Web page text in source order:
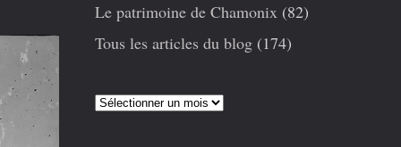
Le patrimoine de Chamonix (82)
Tous les articles du blog (174)
Articles